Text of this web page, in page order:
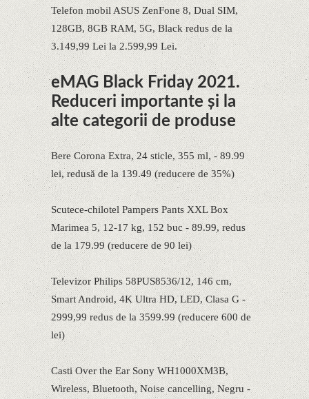
Telefon mobil ASUS ZenFone 8, Dual SIM,
128GB, 8GB RAM, 5G, Black redus de la
3.149,99 Lei la 2.599,99 Lei.
eMAG Black Friday 2021.
Reduceri importante și la
alte categorii de produse
Bere Corona Extra, 24 sticle, 355 ml, - 89.99
lei, redusă de la 139.49 (reducere de 35%)
Scutece-chilotel Pampers Pants XXL Box
Marimea 5, 12-17 kg, 152 buc - 89.99, redus
de la 179.99 (reducere de 90 lei)
Televizor Philips 58PUS8536/12, 146 cm,
Smart Android, 4K Ultra HD, LED, Clasa G -
2999,99 redus de la 3599.99 (reducere 600 de
lei)
Casti Over the Ear Sony WH1000XM3B,
Wireless, Bluetooth, Noise cancelling, Negru -